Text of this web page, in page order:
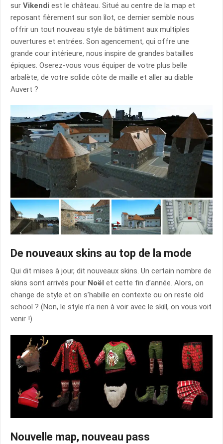
sur Vikendi est le château. Situé au centre de la map et
reposant fièrement sur son îlot, ce dernier semble nous
offrir un tout nouveau style de bâtiment aux multiples
ouvertures et entrées. Son agencement, qui offre une
grande cour intérieure, nous inspire de grandes batailles
épiques. Oserez-vous vous équiper de votre plus belle
arbalète, de votre solide côte de maille et aller au diable
Auvert ?
De nouveaux skins au top de la mode
Qui dit mises à jour, dit nouveaux skins. Un certain nombre de
skins sont arrivés pour Noël et cette fin d’année. Alors, on
change de style et on s’habille en contexte ou on reste old
school ? (Non, le style n’a rien à voir avec le skill, on vous voit
venir !)
Nouvelle map, nouveau pass